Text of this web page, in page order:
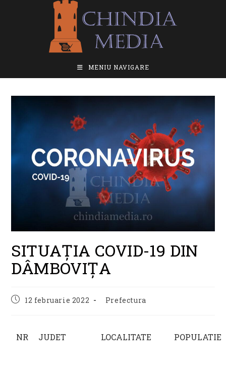
MENIU NAVIGARE
SITUAȚIA COVID-19 DIN
DÂMBOVIȚA
Post12 februarie 2022
Post
Prefectura
NR JUDET LOCALITATE POPULATIE